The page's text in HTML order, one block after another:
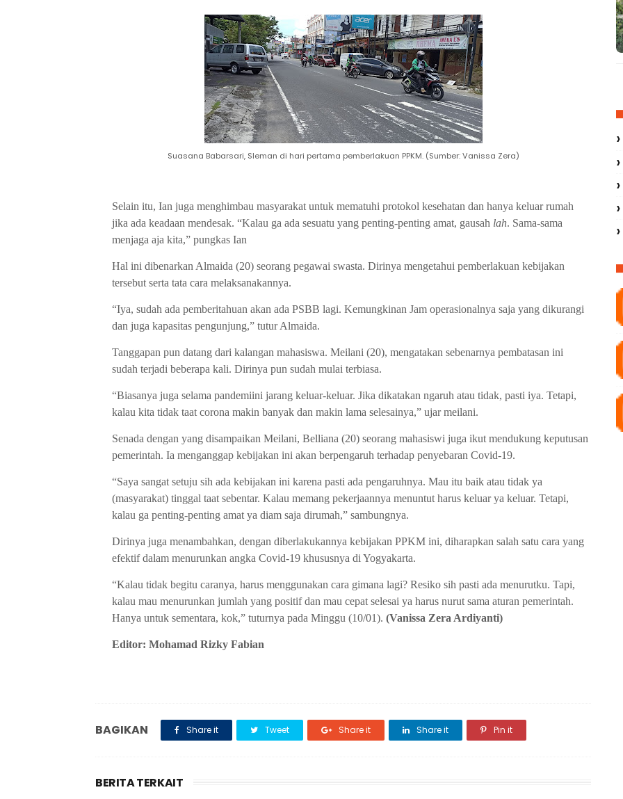
Suasana Babarsari, Sleman di hari pertama pemberlakuan PPKM. (Sumber: Vanissa Zera)
Selain itu, Ian juga menghimbau masyarakat untuk mematuhi protokol kesehatan dan hanya keluar rumah
jika ada keadaan mendesak. “Kalau ga ada sesuatu yang penting-penting amat, gausah lah. Sama-sama
menjaga aja kita,” pungkas Ian
Hal ini dibenarkan Almaida (20) seorang pegawai swasta. Dirinya mengetahui pemberlakuan kebijakan
tersebut serta tata cara melaksanakannya.
“Iya, sudah ada pemberitahuan akan ada PSBB lagi. Kemungkinan Jam operasionalnya saja yang dikurangi
dan juga kapasitas pengunjung,” tutur Almaida.
Tanggapan pun datang dari kalangan mahasiswa. Meilani (20), mengatakan sebenarnya pembatasan ini
sudah terjadi beberapa kali. Dirinya pun sudah mulai terbiasa.
“Biasanya juga selama pandemiini jarang keluar-keluar. Jika dikatakan ngaruh atau tidak, pasti iya. Tetapi,
kalau kita tidak taat corona makin banyak dan makin lama selesainya,” ujar meilani.
Senada dengan yang disampaikan Meilani, Belliana (20) seorang mahasiswi juga ikut mendukung keputusan
pemerintah. Ia menganggap kebijakan ini akan berpengaruh terhadap penyebaran Covid-19.
“Saya sangat setuju sih ada kebijakan ini karena pasti ada pengaruhnya. Mau itu baik atau tidak ya
(masyarakat) tinggal taat sebentar. Kalau memang pekerjaannya menuntut harus keluar ya keluar. Tetapi,
kalau ga penting-penting amat ya diam saja dirumah,” sambungnya.
Dirinya juga menambahkan, dengan diberlakukannya kebijakan PPKM ini, diharapkan salah satu cara yang
efektif dalam menurunkan angka Covid-19 khususnya di Yogyakarta.
“Kalau tidak begitu caranya, harus menggunakan cara gimana lagi? Resiko sih pasti ada menurutku. Tapi,
kalau mau menurunkan jumlah yang positif dan mau cepat selesai ya harus nurut sama aturan pemerintah.
Hanya untuk sementara, kok,” tuturnya pada Minggu (10/01). (Vanissa Zera Ardiyanti)
Editor: Mohamad Rizky Fabian
BAGIKAN Share it Tweet Share it Share it Pin it
BERITA TERKAIT